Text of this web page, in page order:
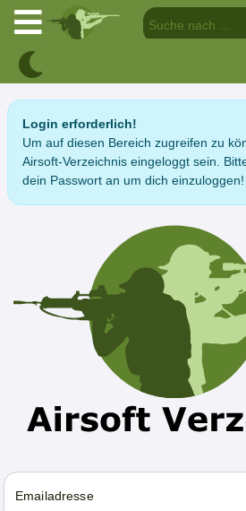
Login erforderlich!
Um auf diesen Bereich zugreifen zu
Airsoft-Verzeichnis eingeloggt sein.
dein Passwort an um dich einzuloggen!
Emailadresse